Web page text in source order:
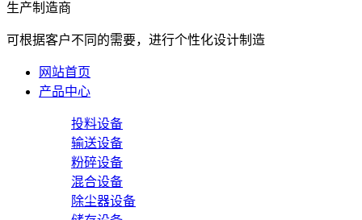
生产制造商
可根据客户不同的需要，进行个性化设计制造
网站首页
产品中心
投料设备
输送设备
粉碎设备
混合设备
除尘器设备